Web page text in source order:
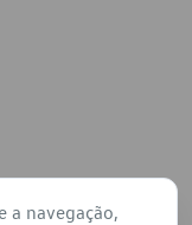
a navegação,